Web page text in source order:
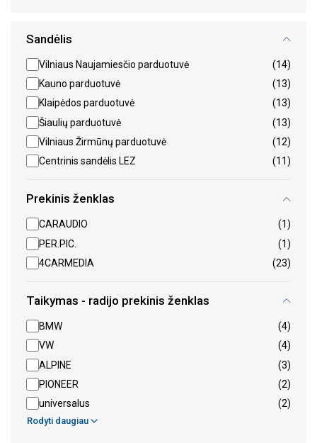
Sandėlis
Vilniaus Naujamiesčio parduotuvė
(14)
Kauno parduotuvė
(13)
Klaipėdos parduotuvė
(13)
Šiaulių parduotuvė
(13)
Vilniaus Žirmūnų parduotuvė
(12)
Centrinis sandėlis LEZ
(11)
Prekinis ženklas
CARAUDIO
(1)
PER.PIC.
(1)
4CARMEDIA
(23)
Taikymas - radijo prekinis ženklas
BMW
(4)
VW
(4)
ALPINE
(3)
PIONEER
(2)
universalus
(2)
Rodyti daugiau